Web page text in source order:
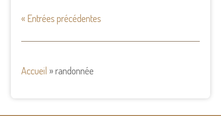
« Entrées précédentes
Accueil »randonnée